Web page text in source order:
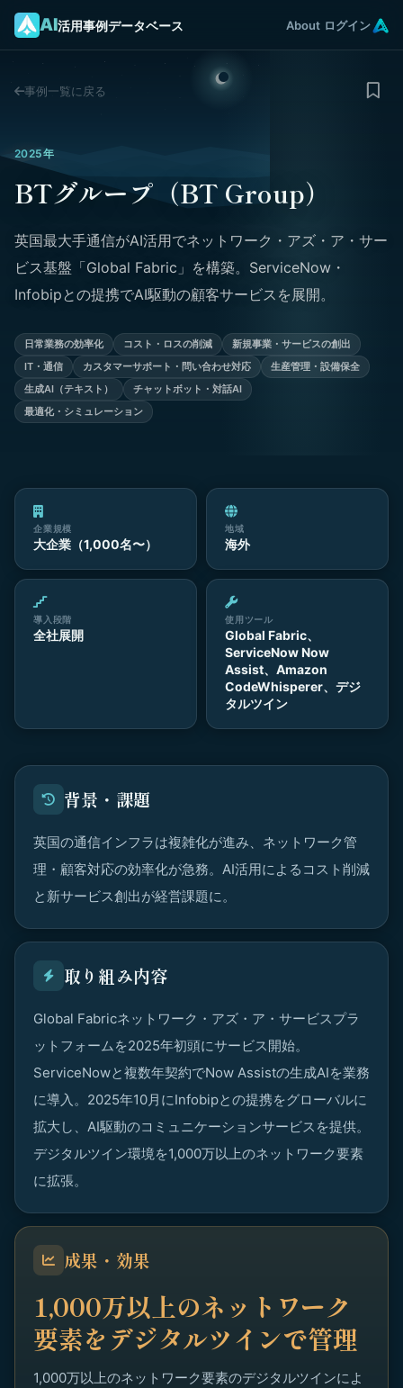
AI活用事例データベース About ログイン
事例一覧に戻る
2025年
BTグループ（BT Group）
英国最大手通信がAI活用でネットワーク・アズ・ア・サー
ビス基盤「Global Fabric」を構築。ServiceNow・
Infobipとの提携でAI駆動の顧客サービスを展開。
日常業務の効率化 コスト・ロスの削減
新規事業・サービスの創出
IT・通信
カスタマーサポート・問い合わせ対応
生産管理・設備保全
生成AI（テキスト）
チャットボット・対話AI
最適化・シミュレーション
企業規模
大企業（1,000名〜）
地域
海外
導入段階
全社展開
使用ツール
Global Fabric、
ServiceNow Now
Assist、Amazon
CodeWhisperer、デジ
タルツイン
背景・課題
英国の通信インフラは複雑化が進み、ネットワーク管
理・顧客対応の効率化が急務。AI活用によるコスト削減
と新サービス創出が経営課題に。
取り組み内容
Global Fabricネットワーク・アズ・ア・サービスプラ
ットフォームを2025年初頭にサービス開始。
ServiceNowと複数年契約でNow Assistの生成AIを業務
に導入。2025年10月にInfobipとの提携をグローバルに
拡大し、AI駆動のコミュニケーションサービスを提供。
デジタルツイン環境を1,000万以上のネットワーク要素
に拡張。
成果・効果
1,000万以上のネットワーク
要素をデジタルツインで管理
1,000万以上のネットワーク要素のデジタルツインによ